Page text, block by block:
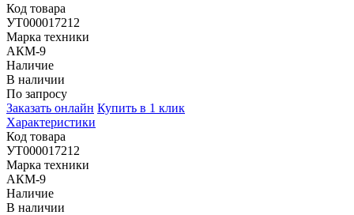
Код товара
УТ000017212
Марка техники
АКМ-9
Наличие
В наличии
По запросу
Заказать онлайн Купить в 1 клик
Характеристики
Код товара
УТ000017212
Марка техники
АКМ-9
Наличие
В наличии